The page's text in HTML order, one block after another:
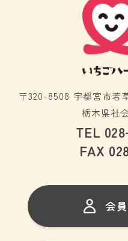
〒320-8508 宇都宮市若
栃木県社
TEL 028
FAX
会